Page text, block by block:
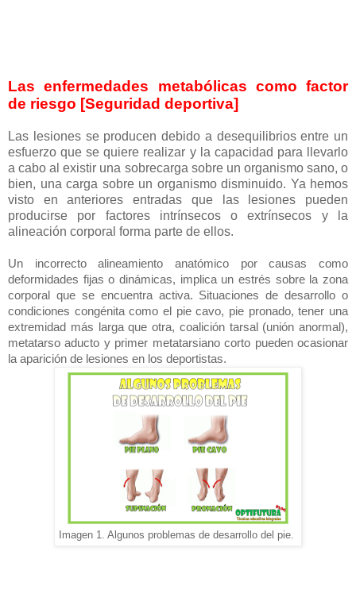
Las enfermedades metabólicas como factor
de riesgo [Seguridad deportiva]
Las lesiones se producen debido a desequilibrios entre un
esfuerzo que se quiere realizar y la capacidad para llevarlo
a cabo al existir una sobrecarga sobre un organismo sano, o
bien, una carga sobre un organismo disminuido. Ya hemos
visto en anteriores entradas que las lesiones pueden
producirse por factores intrínsecos o extrínsecos y la
alineación corporal forma parte de ellos.
Un incorrecto alineamiento anatómico por causas como
deformidades fijas o dinámicas, implica un estrés sobre la zona
corporal que se encuentra activa. Situaciones de desarrollo o
condiciones congénita como el pie cavo, pie pronado, tener una
extremidad más larga que otra, coalición tarsal (unión anormal),
metatarso aducto y primer metatarsiano corto pueden ocasionar
la aparición de lesiones en los deportistas.
Imagen 1. Algunos problemas de desarrollo del pie.